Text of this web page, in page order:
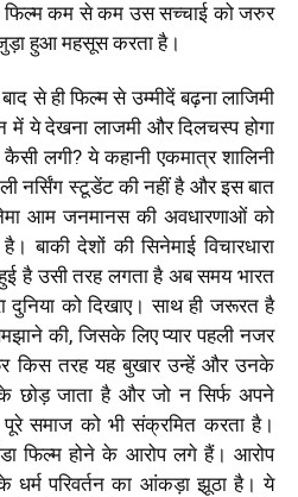
फिल्म कम से कम उस सच्चाई को जरुर
जुड़ा हुआ महसूस करता है।
से ही फिल्म से उम्मीदें बढ़ना लाजिमी
में ये देखना लाजमी और दिलचस्प होगा
लगी? ये कहानी एकमात्र शालिनी
नर्सिंग स्टूडेंट की नहीं है औरइस बात
आम जनमानस की अवधारणाओं को
बाकी देशों की सिनेमाई विचारधारा
है उसी तरह लगता है अब समय भारत
दुनिया को दिखाए।साथ ही जरूरत है
की, जिसके लिए प्यार पहली नजर
किस तरह यह बुखार उन्हें और उनके
छोड़ जाता है और जो न सिर्फ अपने
समाज को भी संक्रमित करता है।
फिल्म होने के आरोप लगे हैं। आरोप
धर्म परिवर्तन का आंकड़ा झूठा है। ये